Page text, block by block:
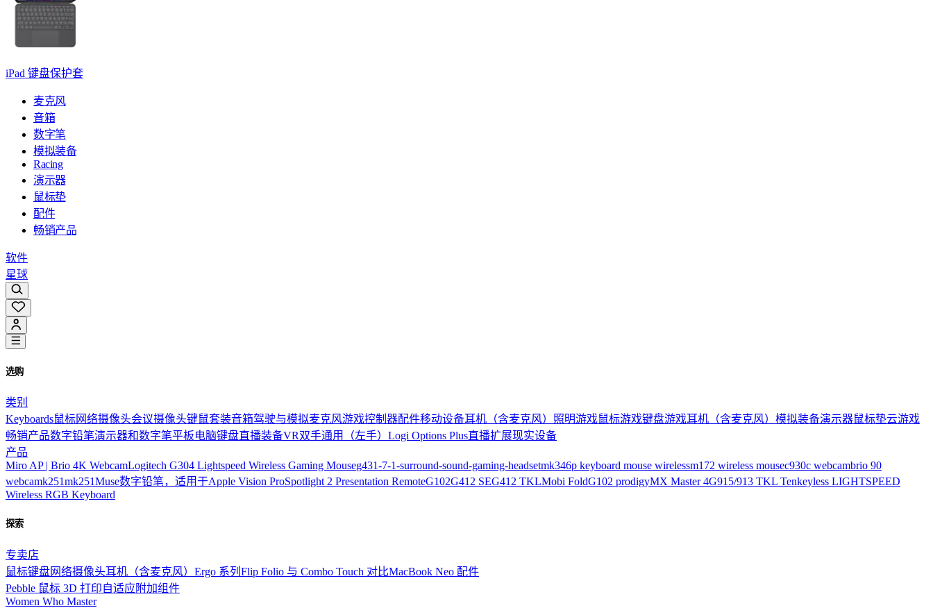
iPad 键盘保护套
麦克风
音箱
数字笔
模拟装备
Racing
演示器
鼠标垫
配件
畅销产品
软件
星球
选购
类别
Keyboards鼠标网络摄像头会议摄像头键鼠套装音箱驾驶与模拟麦克风游戏控制器配件移动设备耳机（含麦克风） 照明游戏鼠标游戏键盘游戏耳机（含麦克风） 模拟装备演示器鼠标垫云游戏
畅销产品数字铅笔演示器和数字笔平板电脑键盘直播装备VR双手通用（左手） Logi Options Plus直播扩展现实设备
产品
Miro AP | Brio 4K WebcamLogitech G304 Lightspeed Wireless Gaming Mouseg431-7-1-surround-sound-gaming-headsetmk346p keyboard mouse wirelessm172 wireless mousec930c webcambrio 90
webcamk251mk251Muse数字铅笔，适用于Apple Vision ProSpotlight 2 Presentation RemoteG102G412 SEG412 TKLMobi FoldG102 prodigyMX Master 4G915/913 TKL Tenkeyless LIGHTSPEED
Wireless RGB Keyboard
探索
专卖店
鼠标键盘网络摄像头耳机（含麦克风） Ergo 系列 Flip Folio 与 Combo Touch 对比MacBook Neo 配件
Pebble 鼠标 3D 打印自适应附加组件
Women Who Master